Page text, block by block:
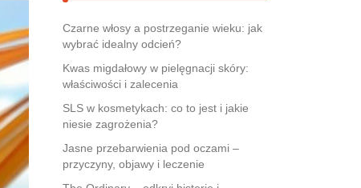
Czarne włosy a postrzeganie wieku: jak
wybrać idealny odcień?
Kwas migdałowy w pielęgnacji skóry:
właściwości i zalecenia
SLS w kosmetykach: co to jest i jakie
niesie zagrożenia?
Jasne przebarwienia pod oczami –
przyczyny, objawy i leczenie